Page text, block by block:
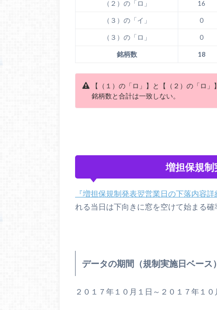
（２）の「ロ」 16
（３）の「イ」 0
（３）の「ロ」 0
銘柄数 18
【（１）の「ロ」】と【（２）の「ロ」
銘柄数と合計は一致しない。
増担保規制
『増担保規制発表翌営業日の下落内容詳
れる当日は下向きに窓を空けて始まる
データの期間（規制実施日ベース
２０１７年１０月１日～２０１７年１